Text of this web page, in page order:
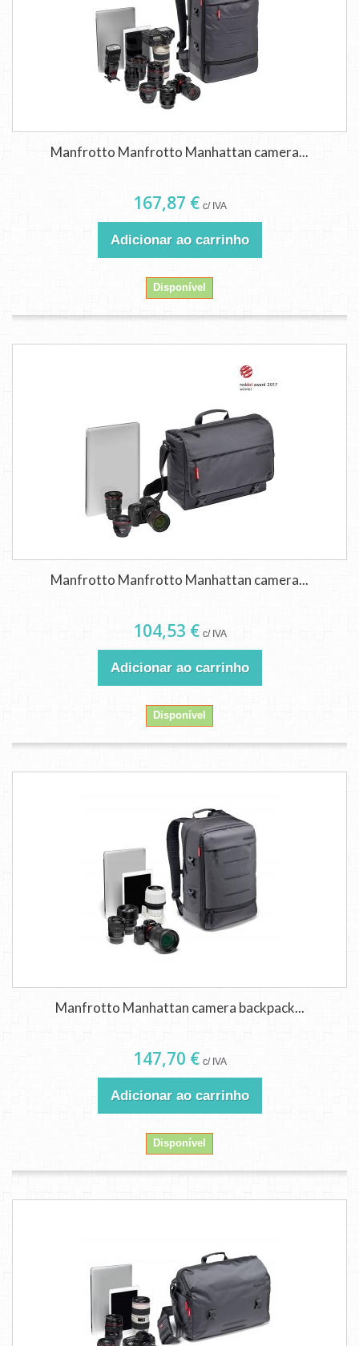
Manfrotto Manfrotto Manhattan camera...
167,87 € c/ IVA
Adicionar ao carrinho
Disponível
Manfrotto Manfrotto Manhattan camera...
104,53 € c/ IVA
Adicionar ao carrinho
Disponível
Manfrotto Manhattan camera backpack...
147,70 € c/ IVA
Adicionar ao carrinho
Disponível